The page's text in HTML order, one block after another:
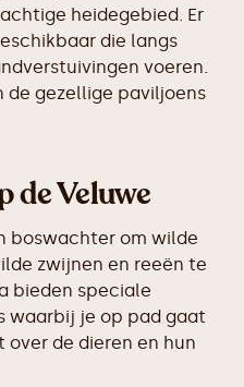
heidegebied. Er
die langs
voeren.
de gezellige paviljoens
de Veluwe
boswachter om wilde
zwijnen en reeën te
bieden speciale
waarbij je op pad gaat
over de dieren en hun